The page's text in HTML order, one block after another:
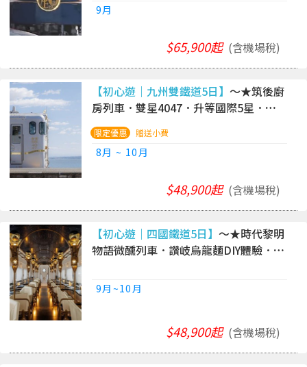
9月
$65,900起 (含機場稅)
【初心遊｜九州雙鐵道5日】 ～★筑後廚
房列車．雙星4047．升等國際5星．和
牛美饌｜福岡進出
8月 ~ 10月
贈送小費
$48,900起 (含機場稅)
【初心遊｜四國鐵道5日】 ～★時代黎明
物語微醺列車．讚岐烏龍麵DIY體驗．金
出雙溫泉
9月~10月
$48,900起 (含機場稅)